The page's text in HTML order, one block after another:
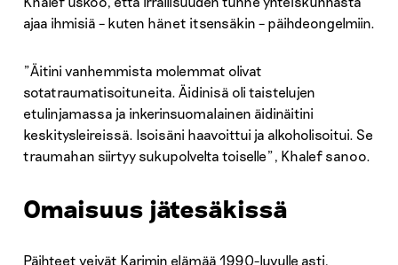
ajaa ihmisiä – kuten hänet itsensäkin – päihdeongelmiin.
”Äitini vanhemmista molemmat olivat
sotatraumatisoituneita. Äidinisä oli taistelujen
etulinjamassa ja inkerinsuomalainen äidinäitini
keskitysleireissä. Isoisäni haavoittui ja alkoholisoitui. Se
traumahan siirtyy sukupolvelta toiselle”, Khalef sanoo.
Omaisuus jätesäkissä
Päihteet veivät Karimin elämää 1990-luvulle asti,